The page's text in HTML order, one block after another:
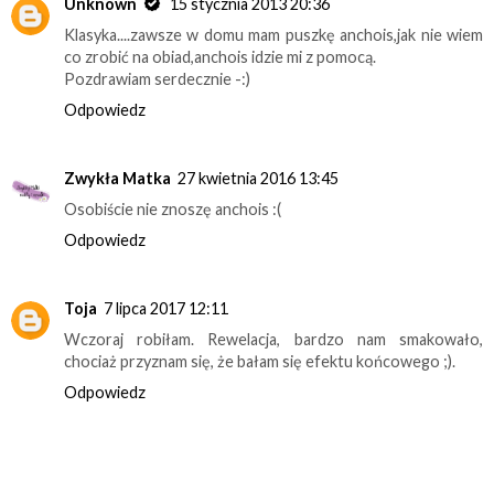
Unknown
15 stycznia 2013 20:36
Klasyka....zawsze w domu mam puszkę anchois,jak nie wiem
co zrobić na obiad,anchois idzie mi z pomocą.
Pozdrawiam serdecznie -:)
Odpowiedz
Zwykła Matka 27 kwietnia 2016 13:45
Osobiście nie znoszę anchois :(
Odpowiedz
Toja 7 lipca 2017 12:11
Wczoraj robiłam. Rewelacja, bardzo nam smakowało,
chociaż przyznam się, że bałam się efektu końcowego ;).
Odpowiedz